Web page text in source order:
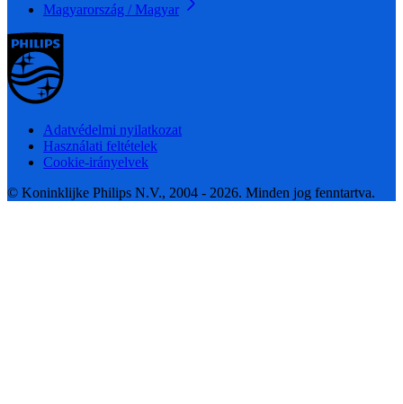
Magyarország / Magyar
Adatvédelmi nyilatkozat
Használati feltételek
Cookie-irányelvek
© Koninklijke Philips N.V., 2004 - 2026. Minden jog fenntartva.